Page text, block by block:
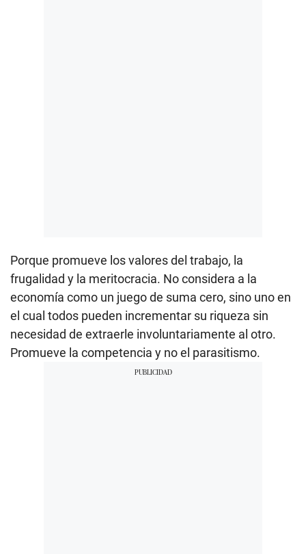
Porque promueve los valores del trabajo, la
frugalidad y la meritocracia. No considera a la
economía como un juego de suma cero, sino uno en
el cual todos pueden incrementar su riqueza sin
necesidad de extraerle involuntariamente al otro.
Promueve la competencia y no el parasitismo.